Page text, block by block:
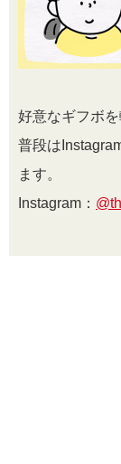
好意なギフボ
普段は
ます。
Instagram：